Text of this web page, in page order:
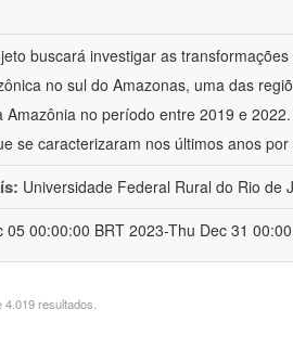
buscará investigar as
no sul do Amazonas, uma das
Amazônia no período entre 2019 e
se caracterizaram nos últimos anos
Universidade Federal Rural do Rio de
05 00:00:00 BRT 2023-Thu Dec 31
4.019 resultados.